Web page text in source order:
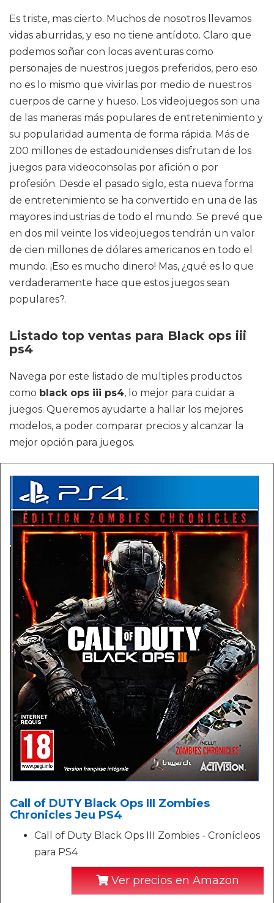
Es triste, mas cierto. Muchos de nosotros llevamos
vidas aburridas, y eso no tiene antídoto. Claro que
podemos soñar con locas aventuras como
personajes de nuestros juegos preferidos, pero eso
no es lo mismo que vivirlas por medio de nuestros
cuerpos de carne y hueso. Los videojuegos son una
de las maneras más populares de entretenimiento y
su popularidad aumenta de forma rápida. Más de
200 millones de estadounidenses disfrutan de los
juegos para videoconsolas por afición o por
profesión. Desde el pasado siglo, esta nueva forma
de entretenimiento se ha convertido en una de las
mayores industrias de todo el mundo. Se prevé que
en dos mil veinte los videojuegos tendrán un valor
de cien millones de dólares americanos en todo el
mundo. ¡Eso es mucho dinero! Mas, ¿qué es lo que
verdaderamente hace que estos juegos sean
populares?.
Listado top ventas para Black ops iii
ps4
Navega por este listado de multiples productos
como black ops iii ps4, lo mejor para cuidar a
juegos. Queremos ayudarte a hallar los mejores
modelos, a poder comparar precios y alcanzar la
mejor opción para juegos.
Call of DUTY Black Ops III Zombies
Chronicles Jeu PS4
Call of Duty Black Ops III Zombies - Cronícleos
para PS4
Ver precios en Amazon